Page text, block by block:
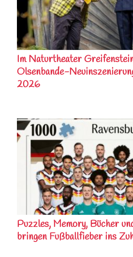
Im Naturtheater
Olsenbande-
2026
Puzzles, Memory, Bücher
bringen Fußballfieber ins